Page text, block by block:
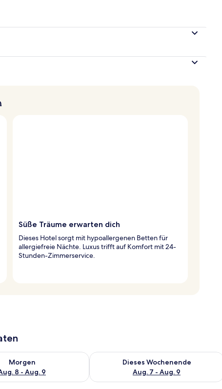
Süße Träume erwarten dich
Dieses Hotel sorgt mit hypoallergenen Betten für
allergiefreie Nächte. Luxus trifft auf Komfort mit 24-
Stunden-Zimmerservice.
Aug. 8.
Morgen
8 - Aug. 9
Verfügbarkeit für morgen, Aug. 8 - Aug. 9.
Dieses Wochenende
Aug. 7 - Aug. 9
Überprüfe die Verfügbarkeit für